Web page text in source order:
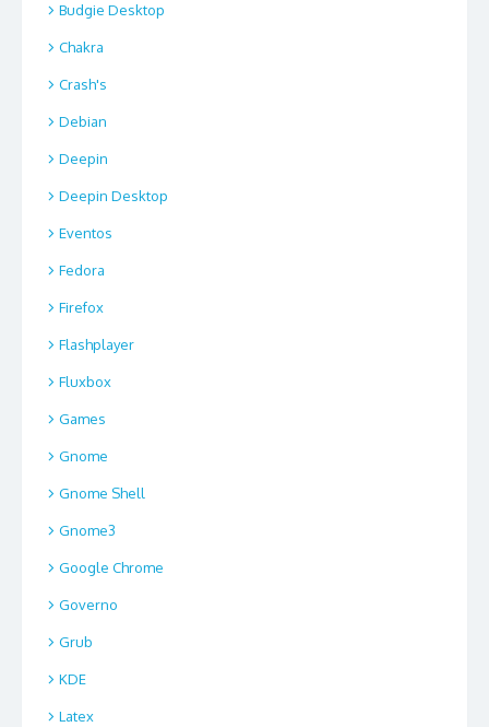
Budgie Desktop
Chakra
Crash's
Debian
Deepin
Deepin Desktop
Eventos
Fedora
Firefox
Flashplayer
Fluxbox
Games
Gnome
Gnome Shell
Gnome3
Google Chrome
Governo
Grub
KDE
Latex